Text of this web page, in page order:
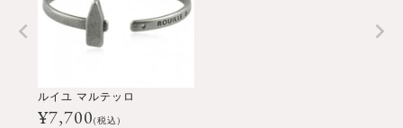
ルイユ マルテッロ
¥7,700(税込)